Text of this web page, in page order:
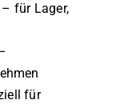
– für Lager,
für